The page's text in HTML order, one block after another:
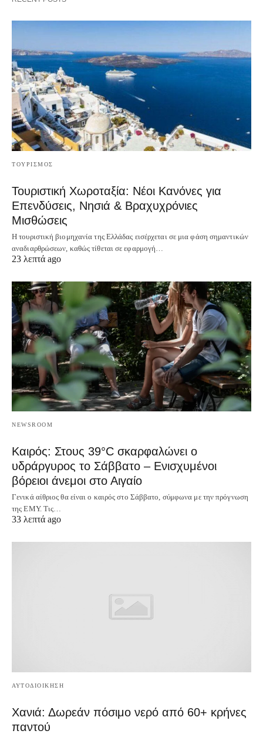
ΤΟΥΡΙΣΜΟΣ
Τουριστική Χωροταξία: Νέοι Κανόνες για
Επενδύσεις, Νησιά & Βραχυχρόνιες
Μισθώσεις
Η τουριστική βιομηχανία της Ελλάδας εισέρχεται σε μια φάση σημαντικών
αναδιαρθρώσεων, καθώς τίθεται σε εφαρμογή…
23 λεπτά ago
NEWSROOM
Καιρός: Στους 39°C σκαρφαλώνει ο
υδράργυρος το Σάββατο – Ενισχυμένοι
βόρειοι άνεμοι στο Αιγαίο
Γενικά αίθριος θα είναι ο καιρός στο Σάββατο, σύμφωνα με την πρόγνωση
της ΕΜΥ. Τις…
33 λεπτά ago
ΑΥΤΟΔΙΟΙΚΗΣΗ
Χανιά: Δωρεάν πόσιμο νερό από 60+ κρήνες
παντού